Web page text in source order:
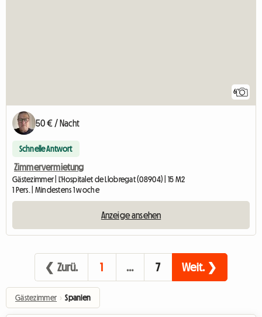
6
50 € / Nacht
Schnelle Antwort
Zimmervermietung
Gästezimmer | L'Hospitalet de Llobregat (08904) | 15 M2
1 Pers. | Mindestens 1 woche
Anzeige ansehen
❮ Zurü. 1 … 7 Weit. ❯
Gästezimmer › Spanien